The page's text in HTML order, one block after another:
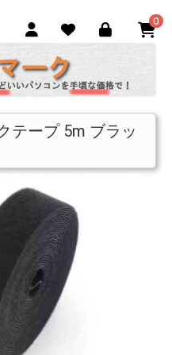
0
テープ 5m ブラッ